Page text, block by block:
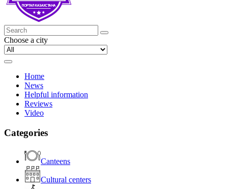
Choose a city
Home
News
Helpful information
Reviews
Video
Categories
Canteens
Cultural centers